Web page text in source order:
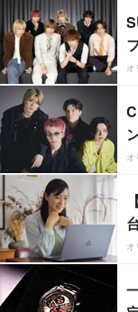
オ
オ
オ